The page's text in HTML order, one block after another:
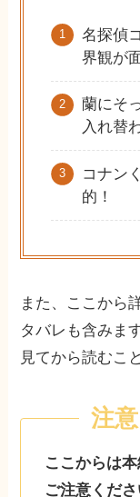
名探偵
界観が
蘭にそ
入れ替
コナン
的！
また、ここから
タバレも含みま
見てから読むこ
ここからは
ご注意くださ